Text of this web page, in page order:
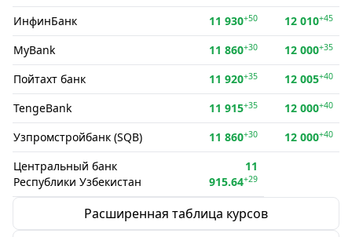
ИнфинБанк 11 930+50 12 010+45
MyBank 11 860+30 12 000+35
Пойтахт банк 11 920+35 12 005+40
TengeBank 11 915+35 12 000+40
Узпромстройбанк (SQB) 11 860+30 12 000+40
Центральный банк
Республики Узбекистан
11
915.64+29
Расширенная таблица курсов